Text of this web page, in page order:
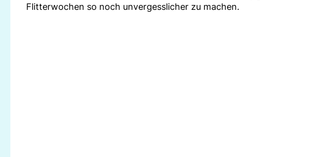
Flitterwochen so noch unvergesslicher zu machen.